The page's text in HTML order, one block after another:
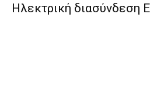
Ηλεκτρική διασύνδεση